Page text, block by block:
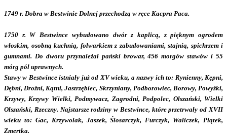
1749 r. Dobra w Bestwinie Dolnej przechodzą w ręce Kacpra Paca.
1750 r. W Bestwince wybudowano dwór z kaplicą, z pięknym ogrodem
włoskim, osobną kuchnią, folwarkiem z zabudowaniami, stajnią, spichrzem i
gumnami. Do dworu przynależał pański browar, 456 morgów stawów i 55
mórg pól uprawnych.
Stawy w Bestwince istniały już od XV wieku, a nazwy ich to: Rynienny, Kępni,
Dębni, Drożni, Kątni, Jastrzębiec, Skrzyniany, Podborowiec, Borowy, Powyżki,
Krzywy, Krzywy Wielki, Podmywacz, Zagrodni, Podpolec, Olszański, Wielki
Olszański, Rzeczny. Najstarsze rodziny w Bestwince, które przetrwały od XVII
wieku to: Gac, Krzywolak, Jaszek, Ślosarczyk, Furczyk, Waliczek, Piątek,
Zmertka.